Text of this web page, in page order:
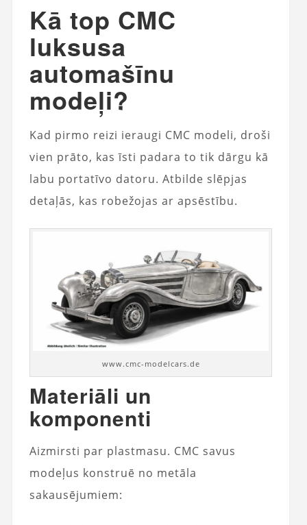
Kā top CMC
luksusa
automašīnu
modeļi?
Kad pirmo reizi ieraugi CMC modeli, droši
vien prāto, kas īsti padara to tik dārgu kā
labu portatīvo datoru. Atbilde slēpjas
detaļās, kas robežojas ar apsēstību.
www.cmc-modelcars.de
Materiāli un
komponenti
Aizmirsti par plastmasu. CMC savus
modeļus konstruē no metāla
sakausējumiem: